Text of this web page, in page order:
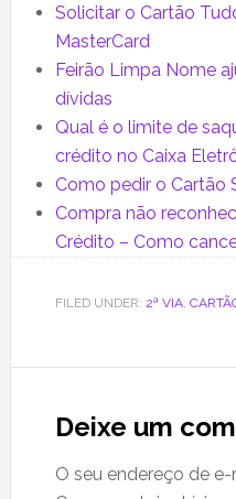
Solicitar o Cartão
MasterCard
Feirão Limpa Nome
dívidas
Qual é o limite de
crédito no Caixa
Como pedir o Cartão
Compra não
Crédito – Como
FILED UNDER: 2ª VIA,
Interactions
Deixe um
O seu endereço de